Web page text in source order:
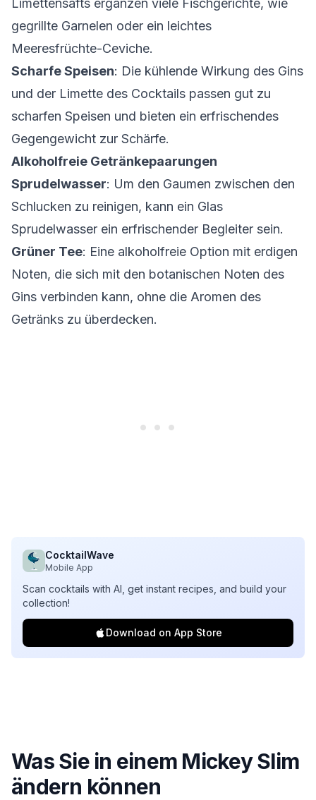
Limettensafts ergänzen viele Fischgerichte, wie
gegrillte Garnelen oder ein leichtes
Meeresfrüchte-Ceviche.
Scharfe Speisen: Die kühlende Wirkung des Gins
und der Limette des Cocktails passen gut zu
scharfen Speisen und bieten ein erfrischendes
Gegengewicht zur Schärfe.
Alkoholfreie Getränkepaarungen
Sprudelwasser: Um den Gaumen zwischen den
Schlucken zu reinigen, kann ein Glas
Sprudelwasser ein erfrischender Begleiter sein.
Grüner Tee: Eine alkoholfreie Option mit erdigen
Noten, die sich mit den botanischen Noten des
Gins verbinden kann, ohne die Aromen des
Getränks zu überdecken.
CocktailWave
Mobile App
Scan cocktails with AI, get instant recipes, and build your
collection!
Download on App Store
Was Sie in einem Mickey Slim
ändern können